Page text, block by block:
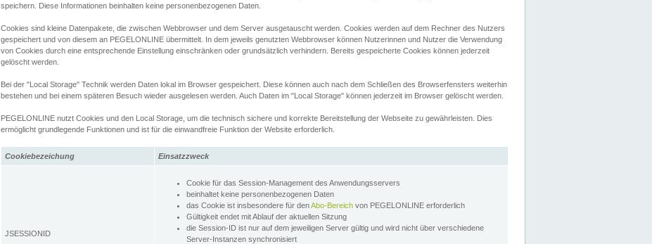
speichern. Diese Informationen beinhalten keine personenbezogenen Daten.
Cookies sind kleine Datenpakete, die zwischen Webbrowser und dem Server ausgetauscht werden. Cookies werden auf dem Rechner des Nutzers
gespeichert und von diesem an PEGELONLINE übermittelt. In dem jeweils genutzten Webbrowser können Nutzerinnen und Nutzer die Verwendung
von Cookies durch eine entsprechende Einstellung einschränken oder grundsätzlich verhindern. Bereits gespeicherte Cookies können jederzeit
gelöscht werden.
Bei der "Local Storage" Technik werden Daten lokal im Browser gespeichert. Diese können auch nach dem Schließen des Browserfensters weiterhin
bestehen und bei einem späteren Besuch wieder ausgelesen werden. Auch Daten im "Local Storage" können jederzeit im Browser gelöscht werden.
PEGELONLINE nutzt Cookies und den Local Storage, um die technisch sichere und korrekte Bereitstellung der Webseite zu gewährleisten. Dies
ermöglicht grundlegende Funktionen und ist für die einwandfreie Funktion der Website erforderlich.
Cookiebezeichung Einsatzzweck
JSESSIONID
Cookie für das Session-Management des Anwendungsservers
beinhaltet keine personenbezogenen Daten
das Cookie ist insbesondere für denAbo-Bereich von PEGELONLINE erforderlich
Gültigkeit endet mit Ablauf der aktuellen Sitzung
die Session-ID ist nur auf dem jeweiligen Server gültig und wird nicht über verschiedene
Server-Instanzen synchronisiert